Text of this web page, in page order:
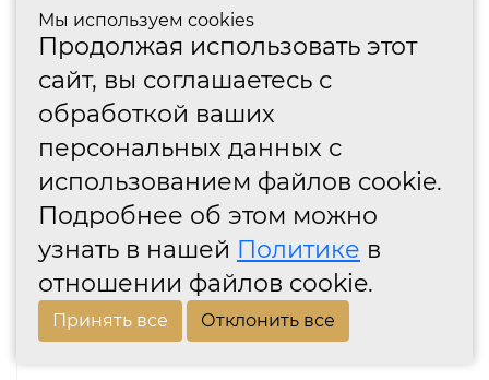
Мы используем cookies
Продолжая использовать этот
сайт, вы соглашаетесь с
обработкой ваших
персональных данных с
использованием файлов cookie.
Подробнее об этом можно
узнать в нашей Политике в
отношении файлов cookie.
Принять все Отклонить все